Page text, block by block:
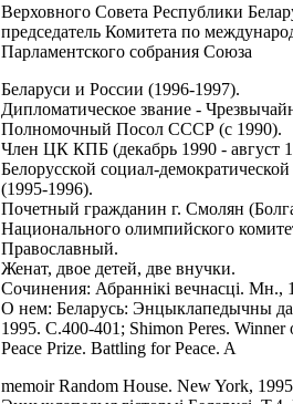
Верховного Совета Республики
председатель Комитета по
Парламентского собрания Союза
Беларуси и России (1996-1997).
Дипломатическое звание -
Полномочный Посол СССР (с 1990).
Член ЦК КПБ (декабрь 1990 - август
Белорусской социал-
(1995-1996).
Почетный гражданин г. Смолян
Национального олимпийского
Православный.
Женат, двое детей, две внучки.
Сочинения: Абраннікі вечнасці. Мн.,
О нем: Беларусь: Энцыклапедычны
1995. С.400-401; Shimon Peres. Winner
Peace Prize. Battling for Peace. A
memoir Random House. New York,